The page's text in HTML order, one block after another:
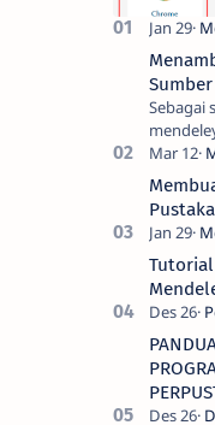
Sebagai
melalui
onl…